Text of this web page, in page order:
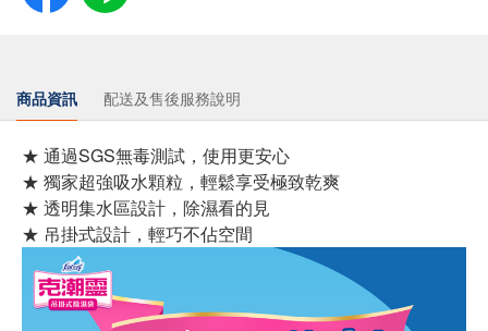
商品資訊 配送及售後服務說明
★ 通過SGS無毒測試，使用更安心
★ 獨家超強吸水顆粒，輕鬆享受極致乾爽
★ 透明集水區設計，除濕看的見
★ 吊掛式設計，輕巧不佔空間